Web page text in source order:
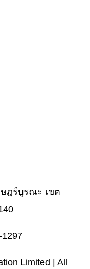
ฎร์บูรณะ เขต
1297
Limited | All